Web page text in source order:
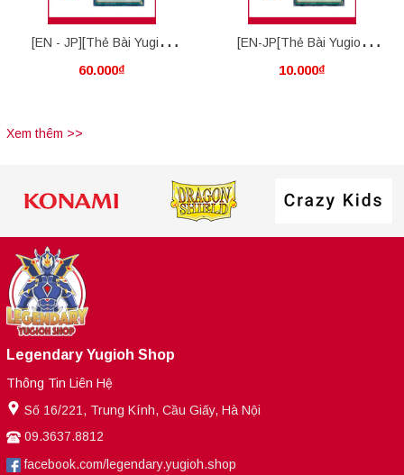
[EN - JP][Thẻ Bài Yugioh
Chính Hãng] Pot Of Desires
60.000₫
[EN-JP[Thẻ Bài Yugioh
Chính Hãng] Virtual World
10.000₫
Xem thêm >>
Legendary Yugioh Shop
Thông Tin Liên Hệ
Số 16/221, Trung Kính, Cầu Giấy, Hà Nội
09.3637.8812
facebook.com/legendary.yugioh.shop